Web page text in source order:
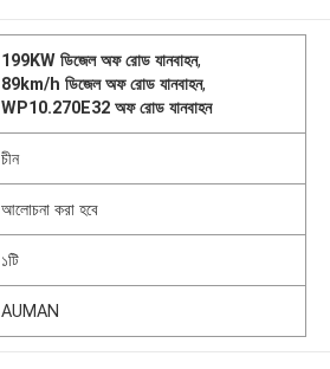
199KW ডিজেল অফ রোড যানবাহন,
89km/h ডিজেল অফ রোড যানবাহন,
WP10.270E32 অফ রোড যানবাহন
চীন
আলোচনা করা হবে
১টি
AUMAN